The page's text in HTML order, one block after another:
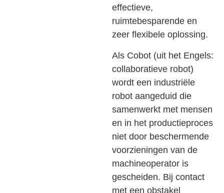
effectieve,
ruimtebesparende en
zeer flexibele oplossing.
Als Cobot (uit het Engels:
collaboratieve robot)
wordt een industriële
robot aangeduid die
samenwerkt met mensen
en in het productieproces
niet door beschermende
voorzieningen van de
machineoperator is
gescheiden. Bij contact
met een obstakel